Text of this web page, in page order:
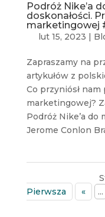
Podróż Nike’a
doskonałości.
marketingowej
lut 15, 2023
Zapraszamy na
artykułów z
Co przyniósł
marketingowej?
Podróż Nike’a do
Jerome Conlon
Pierwsza
« ...